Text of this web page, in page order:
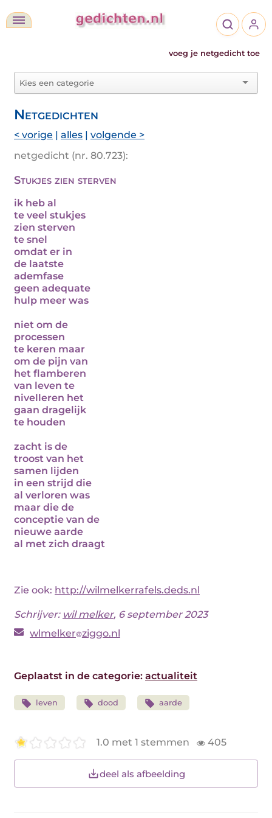
voeg je netgedicht toe
Netgedichten
< vorige | alles | volgende >
netgedicht (nr. 80.723):
Stukjes zien sterven
ik heb al
te veel stukjes
zien sterven
te snel
omdat er in
de laatste
ademfase
geen adequate
hulp meer was
niet om de
processen
te keren maar
om de pijn van
het flamberen
van leven te
nivelleren het
gaan dragelijk
te houden
zacht is de
troost van het
samen lijden
in een strijd die
al verloren was
maar die de
conceptie van de
nieuwe aarde
al met zich draagt
Zie ook: http://wilmelkerrafels.deds.nl
Schrijver: wil melker, 6 september 2023
wlmelker ziggo.nl
Geplaatst in de categorie: actualiteit
leven dood aarde
1.0 met 1 stemmen 405
deel als afbeelding